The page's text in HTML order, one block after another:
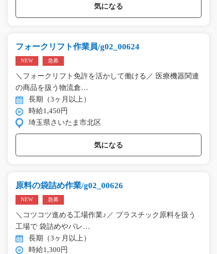
気になる
フォークリフト作業員/g02_00624
NEW 急募
＼フォークリフト免許を活かして働ける／ 医療機器関連
の商品を扱う物流倉…
長期（3ヶ月以上）
時給1,450円
埼玉県さいたま市北区
気になる
原料の袋詰め作業/g02_00626
NEW 急募
＼コツコツ進める工場作業♪／ プラスチック原料を扱う
工場で 袋詰めやパレ…
長期（3ヶ月以上）
時給1,300円